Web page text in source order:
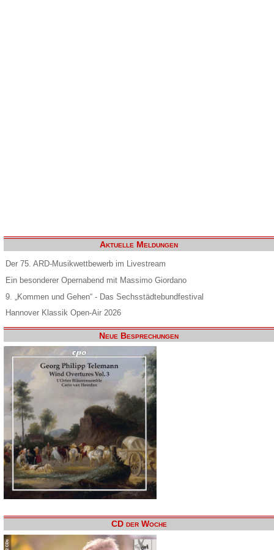
Aktuelle Meldungen
Der 75. ARD-Musikwettbewerb im Livestream
Ein besonderer Opernabend mit Massimo Giordano
9. „Kommen und Gehen“ - Das Sechsstädtebundfestival
Hannover Klassik Open-Air 2026
Neue Besprechungen
CD der Woche